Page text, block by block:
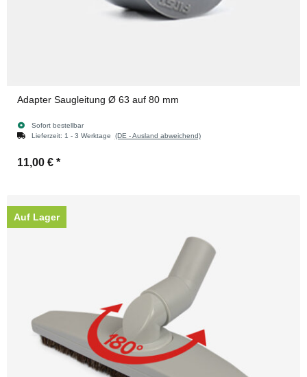
Adapter Saugleitung Ø 63 auf 80 mm
Sofort bestellbar
Lieferzeit: 1 - 3 Werktage (DE - Ausland abweichend)
11,00 € *
Auf Lager